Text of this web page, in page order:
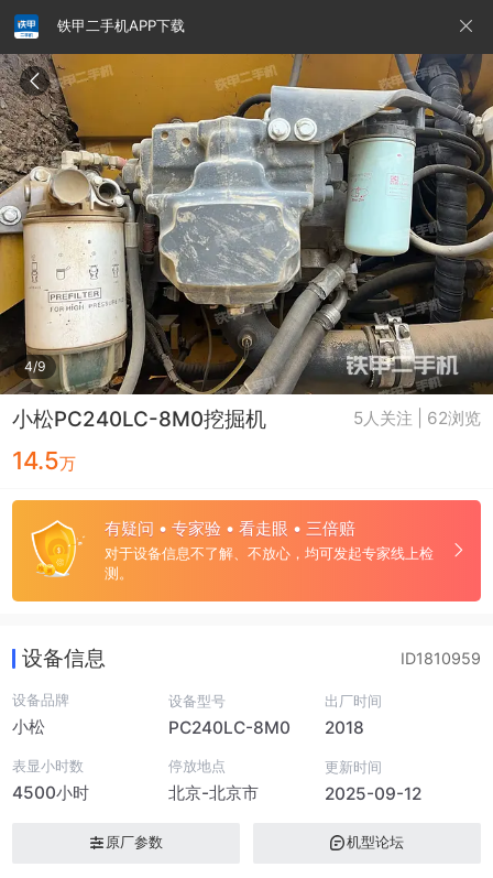
铁甲二手机APP下载
4/9
小松PC240LC-8M0挖掘机 5人关注 | 62浏览
14.5万
有疑问 • 专家验 • 看走眼 • 三倍赔
对于设备信息不了解、不放心，均可发起专家线上检
测。
请输入手机号
提
交
即
表
示
意
私
政
策》
设备信息 ID1810959
设备品牌
小松
设备型号
PC240LC-8M0
出厂时间
2018
表显小时数
4500小时
停放地点
北京-北京市
更新时间
2025-09-12
原厂参数 机型论坛
铁甲龙总部 4000099032 认证经纪人